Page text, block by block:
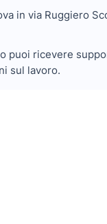
in via Ruggiero
puoi ricevere
sul lavoro.